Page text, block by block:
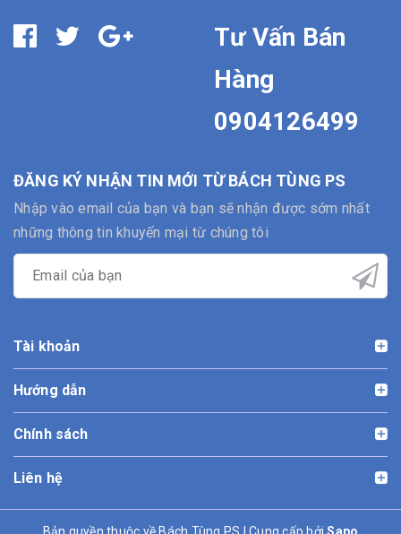
Tư Vấn Bán
Hàng
0904126499
ĐĂNG KÝ NHẬN TIN MỚI TỪ BÁCH TÙNG PS
Nhập vào email của bạn và bạn sẽ nhận được sớm nhất
những thông tin khuyến mại từ chúng tôi
Tài khoản
Hướng dẫn
Chính sách
Liên hệ
Bản quyền thuộc về Bách Tùng PS | Cung cấp bởiSapo